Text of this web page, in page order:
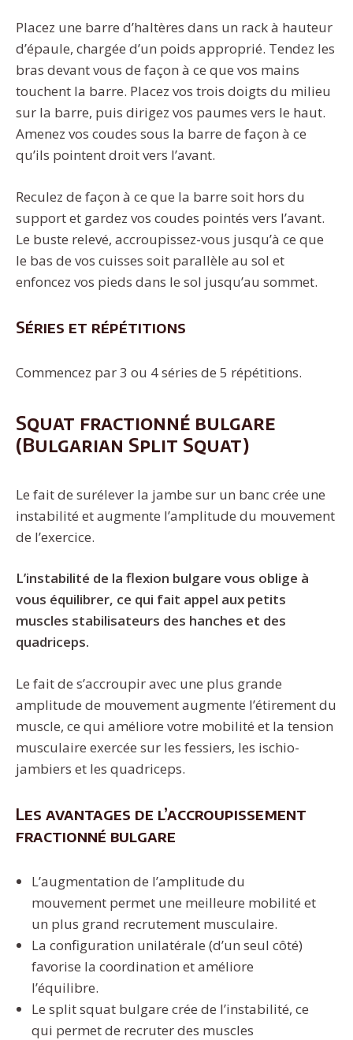
Placez une barre d’haltères dans un rack à hauteur
d’épaule, chargée d’un poids approprié. Tendez les
bras devant vous de façon à ce que vos mains
touchent la barre. Placez vos trois doigts du milieu
sur la barre, puis dirigez vos paumes vers le haut.
Amenez vos coudes sous la barre de façon à ce
qu’ils pointent droit vers l’avant.
Reculez de façon à ce que la barre soit hors du
support et gardez vos coudes pointés vers l’avant.
Le buste relevé, accroupissez-vous jusqu’à ce que
le bas de vos cuisses soit parallèle au sol et
enfoncez vos pieds dans le sol jusqu’au sommet.
Séries et répétitions
Commencez par 3 ou 4 séries de 5 répétitions.
Squat fractionné bulgare
(Bulgarian Split Squat)
Le fait de surélever la jambe sur un banc crée une
instabilité et augmente l’amplitude du mouvement
de l’exercice.
L’instabilité de la flexion bulgare vous oblige à
vous équilibrer, ce qui fait appel aux petits
muscles stabilisateurs des hanches et des
quadriceps.
Le fait de s’accroupir avec une plus grande
amplitude de mouvement augmente l’étirement du
muscle, ce qui améliore votre mobilité et la tension
musculaire exercée sur les fessiers, les ischio-
jambiers et les quadriceps.
Les avantages de l’accroupissement
fractionné bulgare
L’augmentation de l’amplitude du
mouvement permet une meilleure mobilité et
un plus grand recrutement musculaire.
La configuration unilatérale (d’un seul côté)
favorise la coordination et améliore
l’équilibre.
Le split squat bulgare crée de l’instabilité, ce
qui permet de recruter des muscles